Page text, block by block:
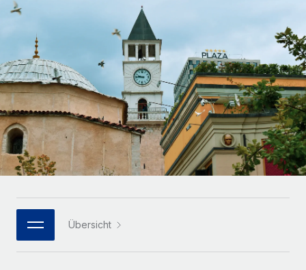
Auslagern von komplexen HR-Aufgaben
INFRASTRUKTUR
Remote Embedded
Nahtlose Integration der HR in bestehende Abläufe
Plattform
Integrierte HR-Kernfunktionen für dein Team
MCP
Integrationen
Agile HR- und Payroll-Lösungen für wachsende
Unternehmen
Mittelstand
Maßgeschneiderte HR-Lösungen, um Teams zu
vergrößern
Enterprise
Globale HR für Konzerne und Großunternehmen
PARTNER WERDEN
Flexible Einbettung von Global-HR-Funktionen in deine
Honorarzahlungen berechnen
Informationen zu möglichen Währungen und
Abwicklungsfristen für globale Freelancer:innen
LERNEN MIT REMOTE
Forschung und Leitfäden
Fallstudien
HR-Glossar
Bibliothek für Stellenbeschreibungen
Webinare
Deutsch
Español
Italiano
Português (Portugal)
한국어 Übersicht